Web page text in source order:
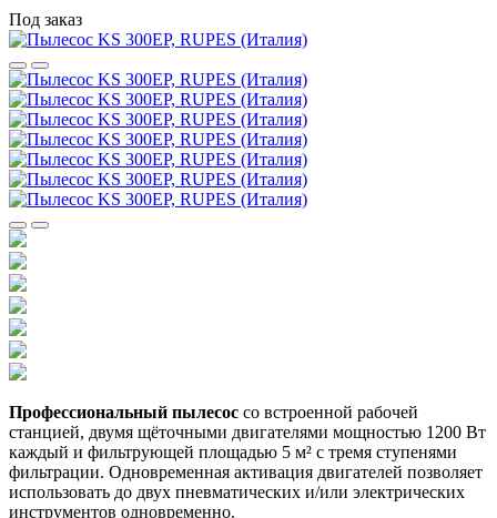
Под заказ
Профессиональный пылесос со встроенной рабочей
станцией, двумя щёточными двигателями мощностью 1200 Вт
каждый и фильтрующей площадью 5 м² с тремя ступенями
фильтрации. Одновременная активация двигателей позволяет
использовать до двух пневматических и/или электрических
инструментов одновременно.